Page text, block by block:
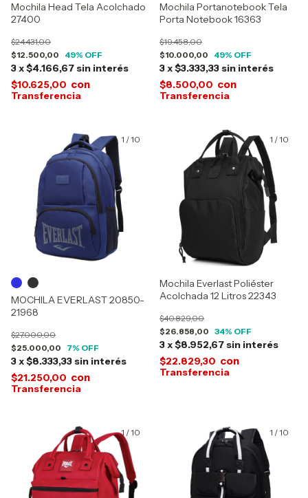
Mochila Head Tela Acolchado
27400
$12.500,00
$24.431,00
49% OFF
3x$4.166,67 sin interés
$10.625,00 con
Mochila Portanotebook Tela
Porta Notebook 16363
$10.000,00
$19.458,00
49% OFF
3x$3.333,33 sin interés
$8.500,00 con
1 /10
MOCHILA EVERLAST 20850-
21968
$25.000,00
$27.000,00
7% OFF
3x$8.333,33 sin interés
$21.250,00 con
1 /10
Mochila Everlast Poliéster
Acolchada 12 Litros 22343
$26.858,00
$40.829,00
34% OFF
3x$8.952,67 sin interés
$22.829,30 con
1 /10 1 /10